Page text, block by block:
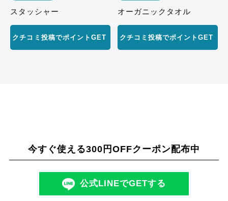
スタッシャー
クチコミ投稿でポイントGET
オーガニックタオル
クチコミ投稿でポイントGET
今すぐ使える300円OFFクーポン配布中
公式LINEでGETする